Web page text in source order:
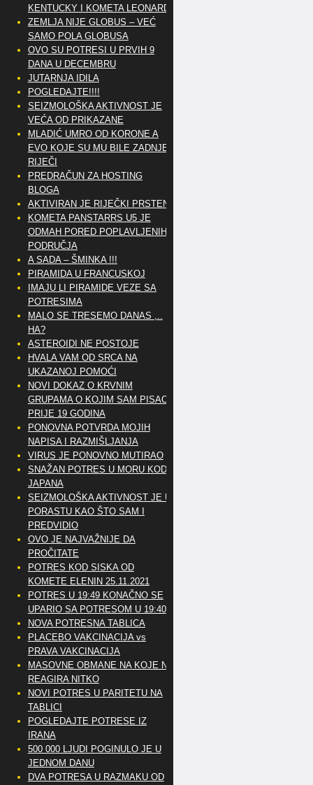
KENTUCKY I KOMETA LEONARD
ZEMLJA NIJE GLOBUS – VEĆ
SAMO POLA GLOBUSA
OVO SU POTRESI U PRVIH 9
DANA U DECEMBRU
JUTARNJA IDILA
POGLEDAJTE!!!!
SEIZMOLOŠKA AKTIVNOST JE
VEĆA OD PRIKAZANE
MLADIĆ UMRO OD KORONE A
EVO KOJE SU MU BILE ZADNJE
RIJEČI
PREDRAČUN ZA HOSTING
BLOGA
AKTIVIRAN JE RIJEČKI PRSTEN
KOMETA PANSTARRS U5 JE
ODMAH PORED POPLAVLJENIH
PODRUČJA
A SADA – ŠMINKA !!!
PIRAMIDA U FRANCUSKOJ
IMAJU LI PIRAMIDE VEZE SA
POTRESIMA
MALO SE TRESEMO DANAS ,..
HA?
ASTEROIDI NE POSTOJE
HVALA VAM OD SRCA NA
UKAZANOJ POMOĆI
NOVI DOKAZ O KRVNIM
GRUPAMA O KOJIM SAM PISAO
PRIJE 19 GODINA
PONOVNA POTVRDA MOJIH
NAPISA I RAZMIŠLJANJA
VIRUS JE PONOVNO MUTIRAO
SNAŽAN POTRES U MORU KOD
JAPANA
SEIZMOLOŠKA AKTIVNOST JE U
PORASTU KAO ŠTO SAM I
PREDVIDIO
OVO JE NAJVAŽNIJE DA
PROČITATE
POTRES KOD SISKA OD
KOMETE ELENIN 25.11.2021
POTRES U 19:49 KONAČNO SE
UPARIO SA POTRESOM U 19:40
NOVA POTRESNA TABLICA
PLACEBO VAKCINACIJA vs
PRAVA VAKCINACIJA
MASOVNE OBMANE NA KOJE NE
REAGIRA NITKO
NOVI POTRES U PARITETU NA
TABLICI
POGLEDAJTE POTRESE IZ
IRANA
500 000 LJUDI POGINULO JE U
JEDNOM DANU
DVA POTRESA U RAZMAKU OD